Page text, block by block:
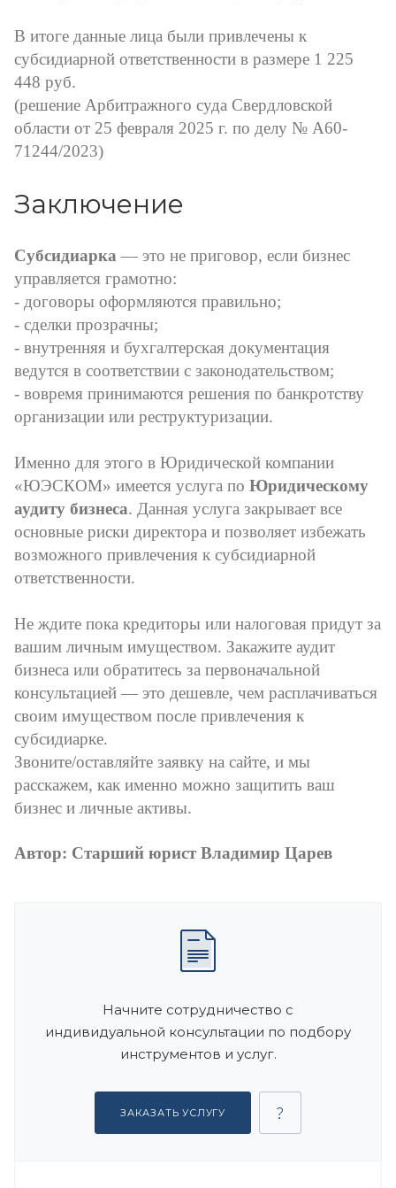
В итоге данные лица были привлечены к
субсидиарной ответственности в размере 1 225
448 руб.
(решение Арбитражного суда Свердловской
области от 25 февраля 2025 г. по делу № А60-
71244/2023)
Заключение
Субсидиарка — это не приговор, если бизнес
управляется грамотно:
- договоры оформляются правильно;
- сделки прозрачны;
- внутренняя и бухгалтерская документация
ведутся в соответствии с законодательством;
- вовремя принимаются решения по банкротству
организации или реструктуризации.
Именно для этого в Юридической компании
«ЮЭСКОМ» имеется услуга по Юридическому
аудиту бизнеса. Данная услуга закрывает все
основные риски директора и позволяет избежать
возможного привлечения к субсидиарной
ответственности.
Не ждите пока кредиторы или налоговая придут за
вашим личным имуществом. Закажите аудит
бизнеса или обратитесь за первоначальной
консультацией — это дешевле, чем расплачиваться
своим имуществом после привлечения к
субсидиарке.
Звоните/оставляйте заявку на сайте, и мы
расскажем, как именно можно защитить ваш
бизнес и личные активы.
Автор: Старший юрист Владимир Царев
Начните сотрудничество с
индивидуальной консультации по подбору
инструментов и услуг.
ЗАКАЗАТЬ УСЛУГУ